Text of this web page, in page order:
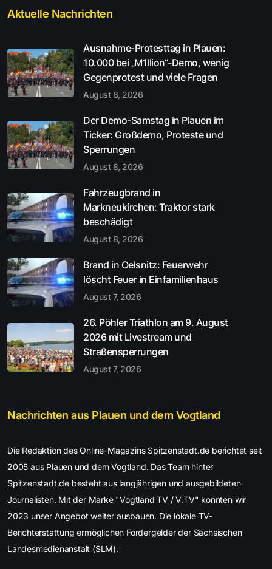
Aktuelle Nachrichten
Ausnahme-Protesttag in Plauen:
10.000 bei „M1llion“-Demo, wenig
Gegenprotest und viele Fragen
August 8, 2026
Der Demo-Samstag in Plauen im
Ticker: Großdemo, Proteste und
Sperrungen
August 8, 2026
Fahrzeugbrand in
Markneukirchen: Traktor stark
beschädigt
August 8, 2026
Brand in Oelsnitz: Feuerwehr
löscht Feuer in Einfamilienhaus
August 7, 2026
26. Pöhler Triathlon am 9. August
2026 mit Livestream und
Straßensperrungen
August 7, 2026
Nachrichten aus Plauen und dem Vogtland
Die Redaktion des Online-Magazins Spitzenstadt.de berichtet seit
2005 aus Plauen und dem Vogtland. Das Team hinter
Spitzenstadt.de besteht aus langjährigen und ausgebildeten
Journalisten. Mit der Marke "Vogtland TV / V.TV" konnten wir
2023 unser Angebot weiter ausbauen. Die lokale TV-
Berichterstattung ermöglichen Fördergelder der Sächsischen
Landesmedienanstalt (SLM).